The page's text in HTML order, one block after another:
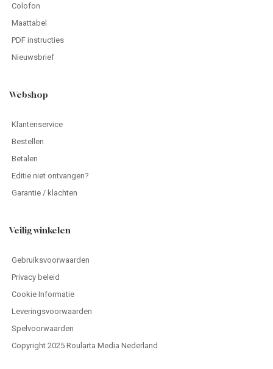
Colofon
Maattabel
PDF instructies
Nieuwsbrief
Webshop
Klantenservice
Bestellen
Betalen
Editie niet ontvangen?
Garantie / klachten
Veilig winkelen
Gebruiksvoorwaarden
Privacy beleid
Cookie Informatie
Leveringsvoorwaarden
Spelvoorwaarden
Copyright 2025 Roularta Media Nederland